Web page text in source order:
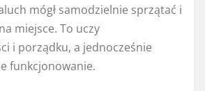
mógł samodzielnie sprzątać i
miejsce. To uczy
i porządku, a jednocześnie
funkcjonowanie.